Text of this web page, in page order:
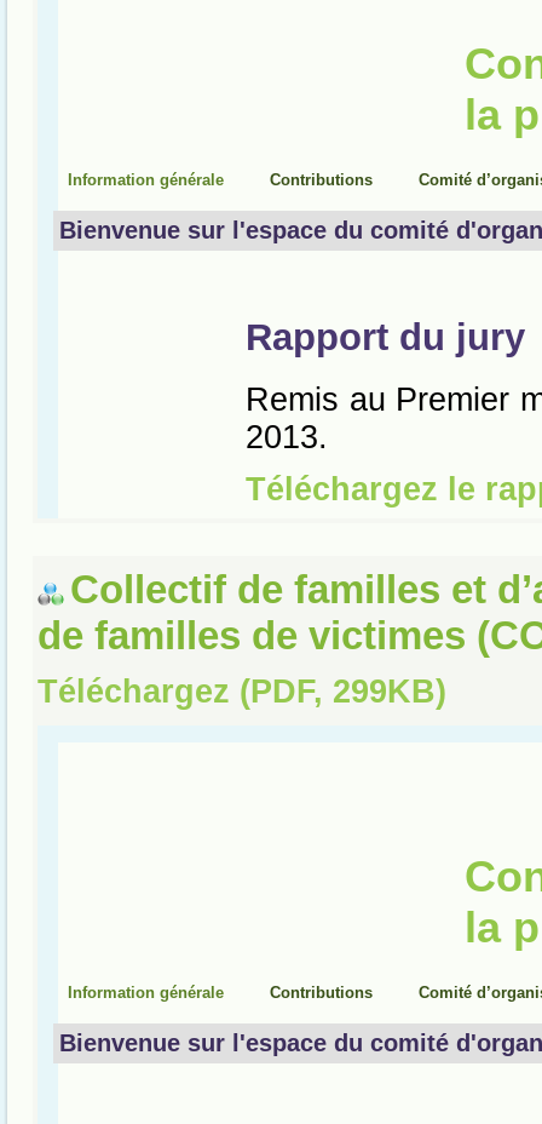
Collectif de familles et
de familles de victimes
Téléchargez (PDF, 299KB)